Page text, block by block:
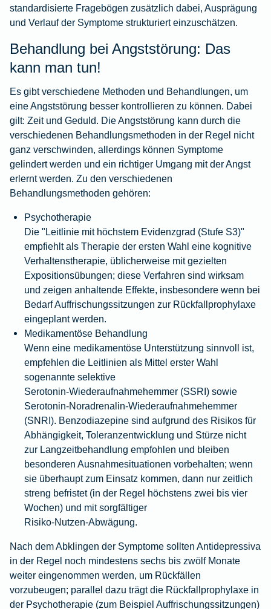
standardisierte Fragebögen zusätzlich dabei, Ausprägung
und Verlauf der Symptome strukturiert einzuschätzen.
Behandlung bei Angststörung: Das
kann man tun!
Es gibt verschiedene Methoden und Behandlungen, um
eine Angststörung besser kontrollieren zu können. Dabei
gilt: Zeit und Geduld. Die Angststörung kann durch die
verschiedenen Behandlungsmethoden in der Regel nicht
ganz verschwinden, allerdings können Symptome
gelindert werden und ein richtiger Umgang mit der Angst
erlernt werden. Zu den verschiedenen
Behandlungsmethoden gehören:
Psychotherapie
Die "Leitlinie mit höchstem Evidenzgrad (Stufe S3)"
empfiehlt als Therapie der ersten Wahl eine kognitive
Verhaltenstherapie, üblicherweise mit gezielten
Expositionsübungen; diese Verfahren sind wirksam
und zeigen anhaltende Effekte, insbesondere wenn bei
Bedarf Auffrischungssitzungen zur Rückfallprophylaxe
eingeplant werden.
Medikamentöse Behandlung
Wenn eine medikamentöse Unterstützung sinnvoll ist,
empfehlen die Leitlinien als Mittel erster Wahl
sogenannte selektive
Serotonin‑Wiederaufnahmehemmer (SSRI) sowie
Serotonin‑Noradrenalin‑Wiederaufnahmehemmer
(SNRI). Benzodiazepine sind aufgrund des Risikos für
Abhängigkeit, Toleranzentwicklung und Stürze nicht
zur Langzeitbehandlung empfohlen und bleiben
besonderen Ausnahmesituationen vorbehalten; wenn
sie überhaupt zum Einsatz kommen, dann nur zeitlich
streng befristet (in der Regel höchstens zwei bis vier
Wochen) und mit sorgfältiger
Risiko‑Nutzen‑Abwägung.
Nach dem Abklingen der Symptome sollten Antidepressiva
in der Regel noch mindestens sechs bis zwölf Monate
weiter eingenommen werden, um Rückfällen
vorzubeugen; parallel dazu trägt die Rückfallprophylaxe in
der Psychotherapie (zum Beispiel Auffrischungssitzungen)